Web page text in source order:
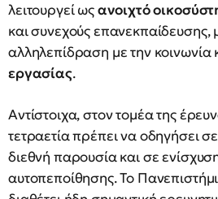
λειτουργεί ωςανοιχτό
και συνεχούς επανεκπαίδευσης,
αλληλεπίδραση με την κοινωνία
εργασίας.
Αντίστοιχα, στον τομέα της
τετραετία πρέπει να οδηγήσει
διεθνή παρουσία και σε
αυτοπεποίθησης. Το